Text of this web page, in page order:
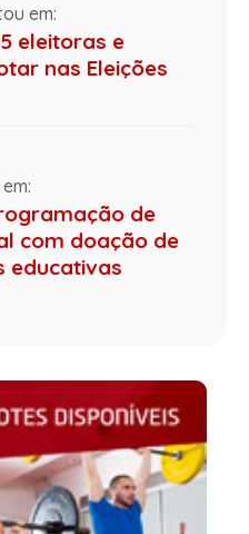
em:
eleitoras e
nas Eleições
de
com doação de
educativas